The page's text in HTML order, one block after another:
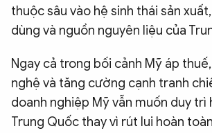
thuộc sâu vào hệ sinh thái sản
dùng và nguồn nguyên liệu của
Ngay cả trong bối cảnh Mỹ áp
nghệ và tăng cường cạnh tranh
doanh nghiệp Mỹ vẫn muốn duy trì
Trung Quốc thay vì rút lui hoàn